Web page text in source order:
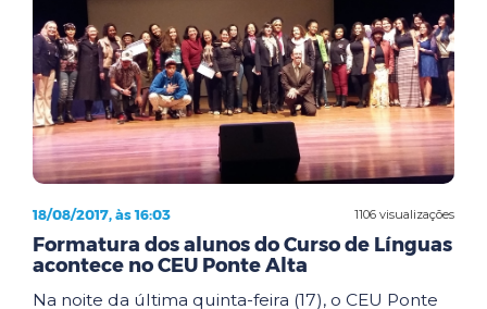
1106 visualizações
18/08/2017, às 16:03
Formatura dos alunos do Curso de Línguas
acontece no CEU Ponte Alta
Na noite da última quinta-feira (17), o CEU Ponte